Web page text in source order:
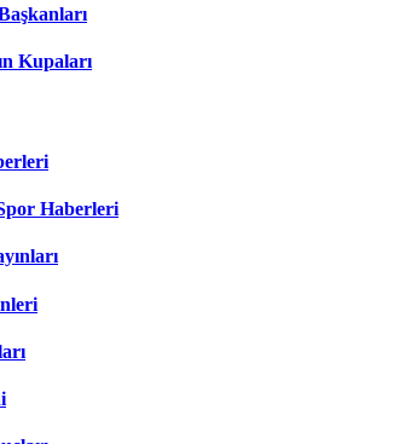
Kupaları
Haberleri